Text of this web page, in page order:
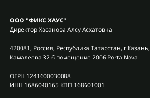
ООО "ФИКС ХАУС"
Директор Хасанова Алсу Асхатовна
420081, Россия, Республика Татарстан,
Камалеева 32 б помещение 2006 Porta Nova
ОГРН 1241600030088
ИНН 1686040165 КПП 168601001